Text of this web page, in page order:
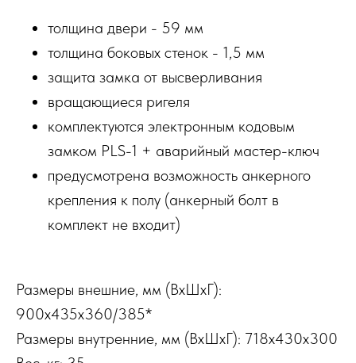
толщина двери - 59 мм
толщина боковых стенок - 1,5 мм
защита замка от высверливания
вращающиеся ригеля
комплектуются электронным кодовым
замком PLS-1 + аварийный мастер-ключ
предусмотрена возможность анкерного
крепления к полу (анкерный болт в
комплект не входит)
Размеры внешние, мм (ВхШхГ):
900x435x360/385*
Размеры внутренние, мм (ВхШхГ): 718x430x300